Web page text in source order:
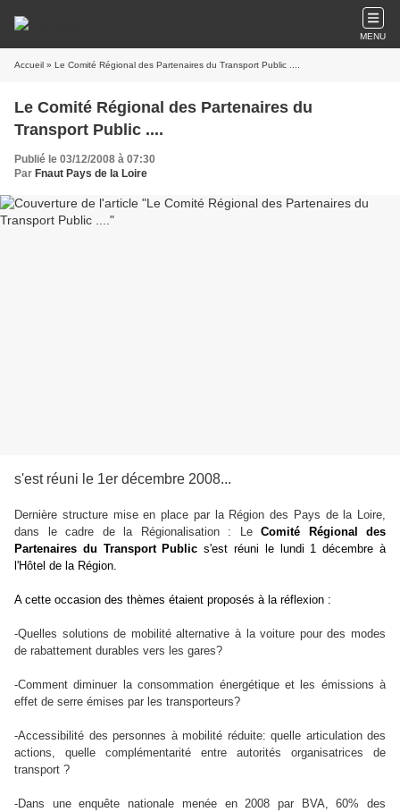
MENU
Accueil » Le Comité Régional des Partenaires du Transport Public ....
Le Comité Régional des Partenaires du
Transport Public ....
Publié le 03/12/2008 à 07:30
Par Fnaut Pays de la Loire
s'est réuni le 1er décembre 2008...
Dernière structure mise en place par la Région des Pays de la Loire,
dans le cadre de la Régionalisation : Le Comité Régional des
Partenaires du Transport Public s'est réuni le lundi 1 décembre à
l'Hôtel de la Région.
A cette occasion des thèmes étaient proposés à la réflexion :
-Quelles solutions de mobilité alternative à la voiture pour des modes
de rabattement durables vers les gares?
-Comment diminuer la consommation énergétique et les émissions à
effet de serre émises par les transporteurs?
-Accessibilité des personnes à mobilité réduite: quelle articulation des
actions, quelle complémentarité entre autorités organisatrices de
transport ?
-Dans une enquête nationale menée en 2008 par BVA, 60% des